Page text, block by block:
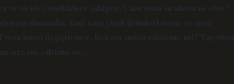
ve su itici özelliklere sahiptir. Cam yünü su alırsa ne olur?
olmasıdır. Yani cam yünü ürünleri neme ve suya
veya boyut değiştirmez. İzocam sudan etkilenir mi? Taş yünü,
sıra ses yalıtımı ve…